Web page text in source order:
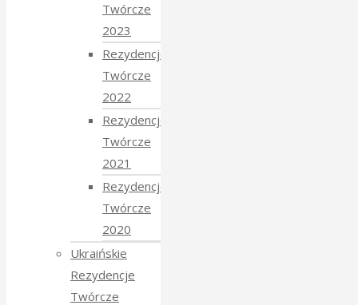
Twórcze
2023
Rezydencje
Twórcze
2022
Rezydencje
Twórcze
2021
Rezydencje
Twórcze
2020
Ukraińskie
Rezydencje
Twórcze